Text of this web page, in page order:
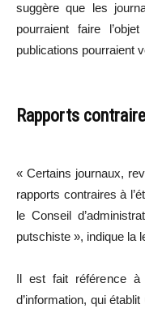
suggère que les
pourraient faire
publications pourraient
Rapports
« Certains journaux,
rapports contraires à
le Conseil
putschiste », indique la
Il est fait référence
d’information, qui